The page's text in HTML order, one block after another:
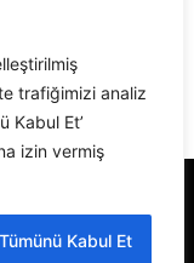
trafiğimizi analiz
Kabul Et’
izin vermiş
Tümünü Kabul Et